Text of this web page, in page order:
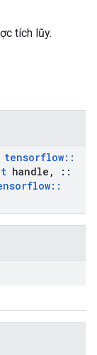
tích lũy.
tensorflow::
handle ,
::
::